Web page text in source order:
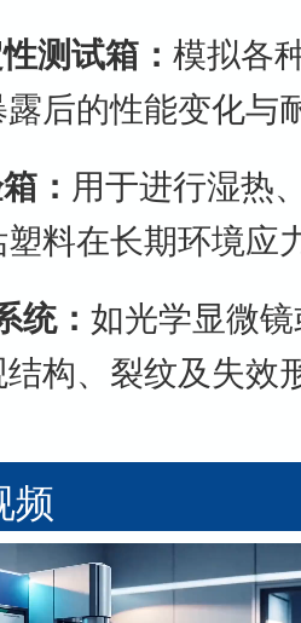
测试箱：模拟各
后的性能变化与
： 用于进行湿热
料在长期环境应
统：如光学显微
构、裂纹及失效
频